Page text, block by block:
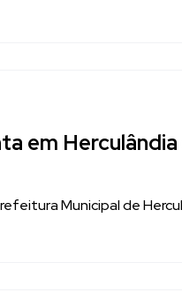
em
Municipal de